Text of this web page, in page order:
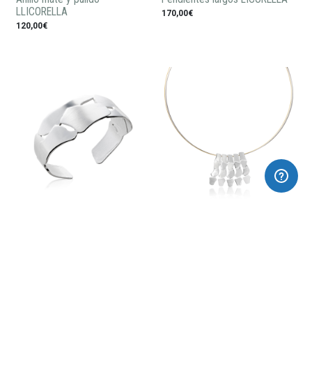
LLICORELLA
120,00€
170,00€